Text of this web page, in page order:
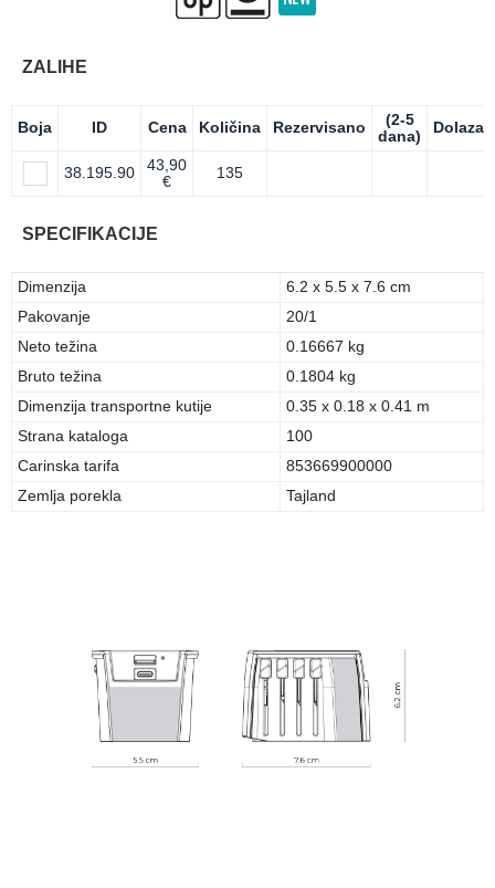
ZALIHE
Boja ID Cena Količina Rezervisano
(2-5
dana)
Dolazak
38.195.90
43,90
€
135
SPECIFIKACIJE
Dimenzija
6.2 x 5.5 x 7.6 cm
Pakovanje
20/1
Neto težina
0.16667 kg
Bruto težina
0.1804 kg
Dimenzija transportne kutije
0.35 x 0.18 x 0.41 m
Strana kataloga
100
Carinska tarifa
853669900000
Zemlja porekla
Tajland